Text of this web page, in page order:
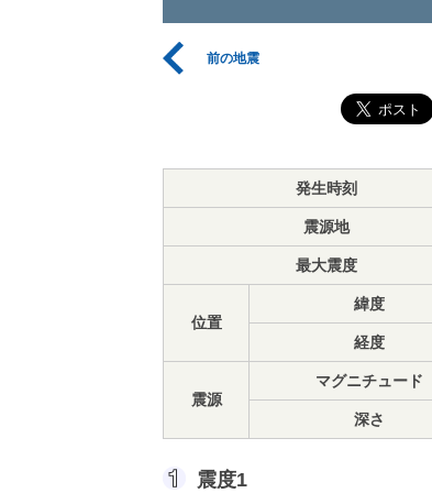
前の地震
発生時刻
震源地
最大震度
位置
緯度
経度
震源
マグニチュード
深さ
震度1